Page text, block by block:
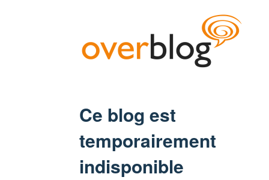
Ce blog est
temporairement
indisponible